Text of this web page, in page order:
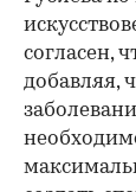
согласен,
добавляя,